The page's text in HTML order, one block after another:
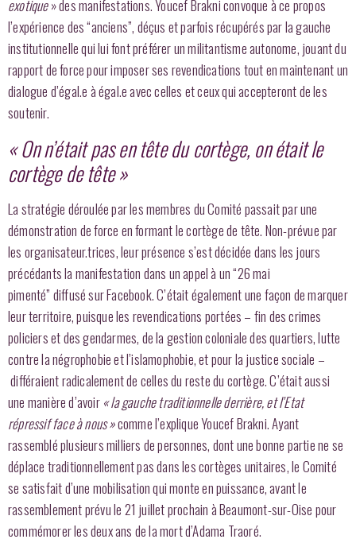
exotique» des manifestations. Youcef Brakni convoque à ce propos
l’expérience des “anciens”, déçus et parfois récupérés par la gauche
institutionnelle qui lui font préférer un militantisme autonome, jouant du
rapport de force pour imposer ses revendications tout en maintenant un
dialogue d’égal.e à égal.e avec celles et ceux qui accepteront de les
soutenir.
« On n’était pas en tête du cortège, on était le
cortège de tête »
La stratégie déroulée par les membres du Comité passait par une
démonstration de force en formant le cortège de tête. Non-prévue par
les organisateur.trices, leur présence s’est décidée dans les jours
précédants la manifestation dans un appel à un “26 mai
pimenté” diffusé sur Facebook. C’était également une façon de marquer
leur territoire, puisque les revendications portées – fin des crimes
policiers et des gendarmes, de la gestion coloniale des quartiers, lutte
contre la négrophobie et l’islamophobie, et pour la justice sociale –
différaient radicalement de celles du reste du cortège. C’était aussi
une manière d’avoir « la gauche traditionnelle derrière, et l’Etat
répressif face à nous »comme l’explique Youcef Brakni. Ayant
rassemblé plusieurs milliers de personnes, dont une bonne partie ne se
déplace traditionnellement pas dans les cortèges unitaires, le Comité
se satisfait d’une mobilisation qui monte en puissance, avant le
rassemblement prévu le 21 juillet prochain à Beaumont-sur-Oise pour
commémorer les deux ans de la mort d’Adama Traoré.